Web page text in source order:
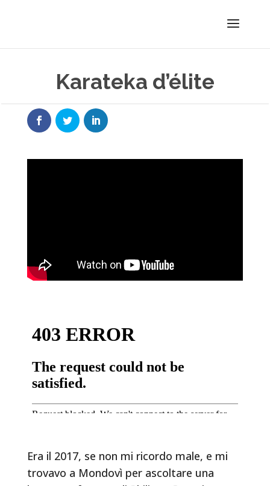
Karateka d’élite
Era il 2017, se non mi ricordo male, e mi
trovavo a Mondovì per ascoltare una